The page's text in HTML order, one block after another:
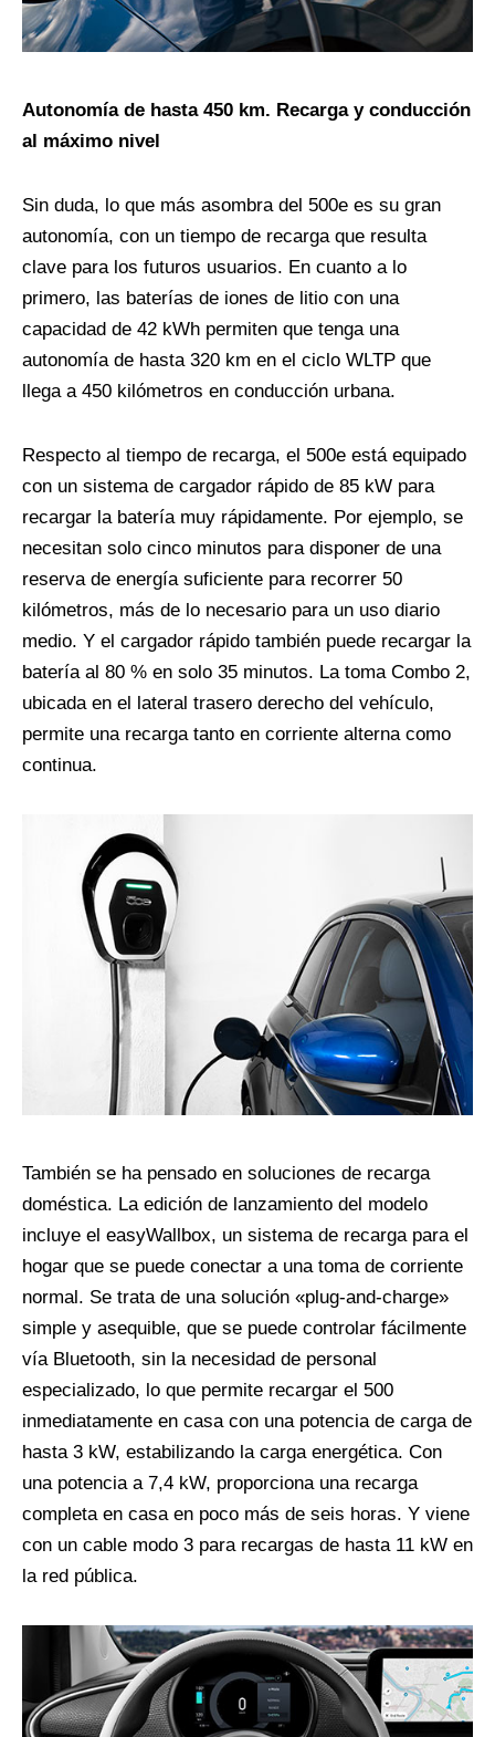
Autonomía de hasta 450 km. Recarga y conducción
al máximo nivel
Sin duda, lo que más asombra del 500e es su gran
autonomía, con un tiempo de recarga que resulta
clave para los futuros usuarios. En cuanto a lo
primero, las baterías de iones de litio con una
capacidad de 42 kWh permiten que tenga una
autonomía de hasta 320 km en el ciclo WLTP que
llega a 450 kilómetros en conducción urbana.
Respecto al tiempo de recarga, el 500e está equipado
con un sistema de cargador rápido de 85 kW para
recargar la batería muy rápidamente. Por ejemplo, se
necesitan solo cinco minutos para disponer de una
reserva de energía suficiente para recorrer 50
kilómetros, más de lo necesario para un uso diario
medio. Y el cargador rápido también puede recargar la
batería al 80 % en solo 35 minutos. La toma Combo 2,
ubicada en el lateral trasero derecho del vehículo,
permite una recarga tanto en corriente alterna como
continua.
También se ha pensado en soluciones de recarga
doméstica. La edición de lanzamiento del modelo
incluye el easyWallbox, un sistema de recarga para el
hogar que se puede conectar a una toma de corriente
normal. Se trata de una solución «plug-and-charge»
simple y asequible, que se puede controlar fácilmente
vía Bluetooth, sin la necesidad de personal
especializado, lo que permite recargar el 500
inmediatamente en casa con una potencia de carga de
hasta 3 kW, estabilizando la carga energética. Con
una potencia a 7,4 kW, proporciona una recarga
completa en casa en poco más de seis horas. Y viene
con un cable modo 3 para recargas de hasta 11 kW en
la red pública.